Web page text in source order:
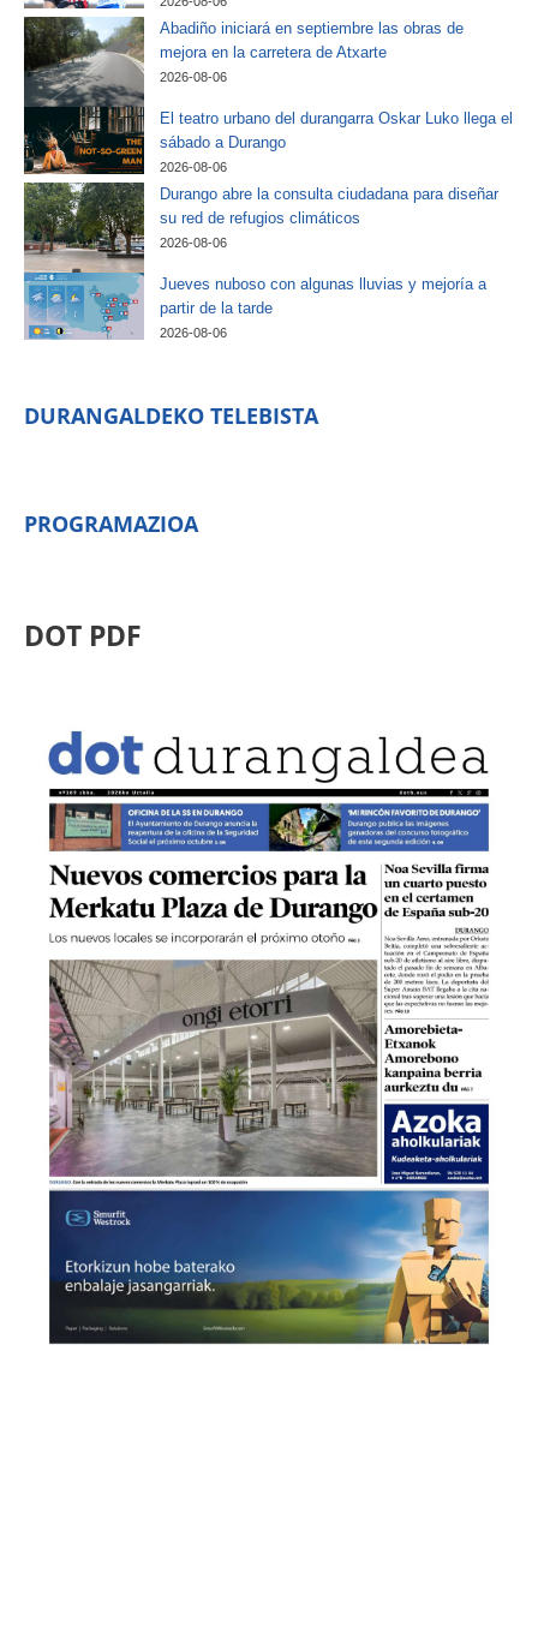
Abadiño iniciará en septiembre las obras de
mejora en la carretera de Atxarte
2026-08-06
El teatro urbano del durangarra Oskar Luko llega el
sábado a Durango
2026-08-06
Durango abre la consulta ciudadana para diseñar
su red de refugios climáticos
2026-08-06
Jueves nuboso con algunas lluvias y mejoría a
partir de la tarde
2026-08-06
DURANGALDEKO TELEBISTA
PROGRAMAZIOA
DOT PDF